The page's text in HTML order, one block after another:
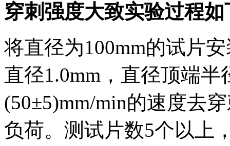
穿刺强度大致实验过程如
将直径为100mm的试片
直径1.0mm，直径顶端半
(50±5)mm/min的速度去
负荷。测试片数5个以上